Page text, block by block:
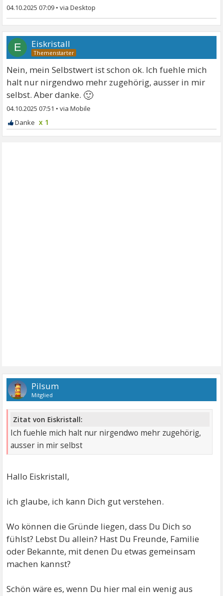
04.10.2025 07:09 •
E Eiskristall
Nein, mein Selbstwert ist schon ok. Ich fuehle mich
halt nur nirgendwo mehr zugehörig, ausser in mir
selbst. Aber danke. 🙂
04.10.2025 07:51 •
x 1
Pilsum
Mitglied
Zitat von Eiskristall:
Ich fuehle mich halt nur nirgendwo mehr zugehörig,
ausser in mir selbst
Hallo Eiskristall,
ich glaube, ich kann Dich gut verstehen.
Wo können die Gründe liegen, dass Du Dich so
fühlst? Lebst Du allein? Hast Du Freunde, Familie
oder Bekannte, mit denen Du etwas gemeinsam
machen kannst?
Schön wäre es, wenn Du hier mal ein wenig aus